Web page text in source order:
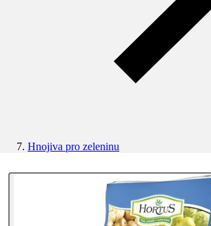
Hnojiva pro zeleninu